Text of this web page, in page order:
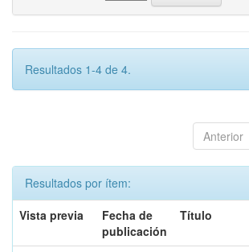
Resultados 1-4 de 4.
Anterior
Resultados por ítem:
Vista previa
Fecha de
publicación
Título